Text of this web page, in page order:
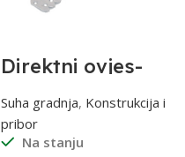
Direktni ovjes-
justijer 12,5cm
Suha gradnja, Konstrukcija i
pribor
Na stanju